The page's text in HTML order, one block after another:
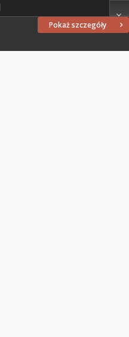
Pokaż szczegóły